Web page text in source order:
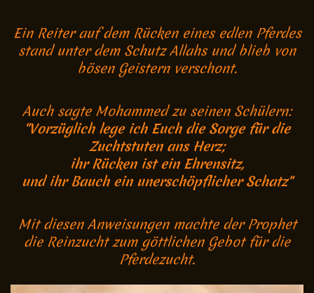
Ein Reiter auf dem Rücken eines edlen Pferdes
stand unter dem Schutz Allahs und blieb von
bösen Geistern verschont.
Auch sagte Mohammed zu seinen Schülern:
"Vorzüglich lege ich Euch die Sorge für die
Zuchtstuten ans Herz;
ihr Rücken ist ein Ehrensitz,
und ihr Bauch ein unerschöpflicher Schatz"
Mit diesen Anweisungen machte der Prophet
die Reinzucht zum göttlichen Gebot für die
Pferdezucht.